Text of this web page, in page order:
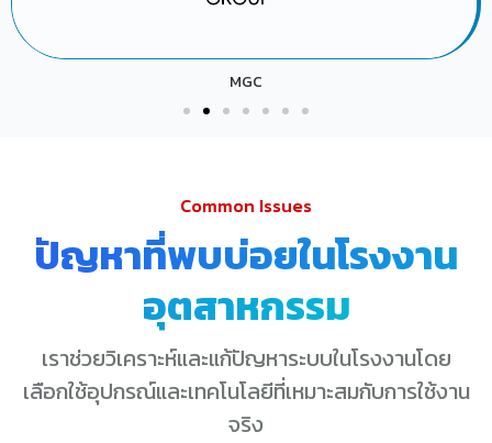
MGC
Common Issues
ปัญหาที่พบบ่อยในโรงงาน
อุตสาหกรรม
เราช่วยวิเคราะห์และแก้ปัญหาระบบในโรงงานโดย
เลือกใช้อุปกรณ์และเทคโนโลยีที่เหมาะสมกับการใช้งาน
จริง